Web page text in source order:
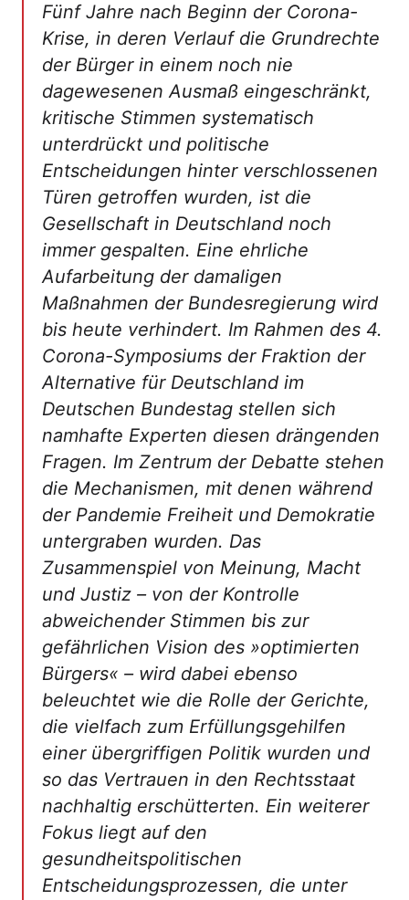
Fünf Jahre nach Beginn der Corona-
Krise, in deren Verlauf die Grundrechte
der Bürger in einem noch nie
dagewesenen Ausmaß eingeschränkt,
kritische Stimmen systematisch
unterdrückt und politische
Entscheidungen hinter verschlossenen
Türen getroffen wurden, ist die
Gesellschaft in Deutschland noch
immer gespalten. Eine ehrliche
Aufarbeitung der damaligen
Maßnahmen der Bundesregierung wird
bis heute verhindert. Im Rahmen des 4.
Corona-Symposiums der Fraktion der
Alternative für Deutschland im
Deutschen Bundestag stellen sich
namhafte Experten diesen drängenden
Fragen. Im Zentrum der Debatte stehen
die Mechanismen, mit denen während
der Pandemie Freiheit und Demokratie
untergraben wurden. Das
Zusammenspiel von Meinung, Macht
und Justiz – von der Kontrolle
abweichender Stimmen bis zur
gefährlichen Vision des »optimierten
Bürgers« – wird dabei ebenso
beleuchtet wie die Rolle der Gerichte,
die vielfach zum Erfüllungsgehilfen
einer übergriffigen Politik wurden und
so das Vertrauen in den Rechtsstaat
nachhaltig erschütterten. Ein weiterer
Fokus liegt auf den
gesundheitspolitischen
Entscheidungsprozessen, die unter